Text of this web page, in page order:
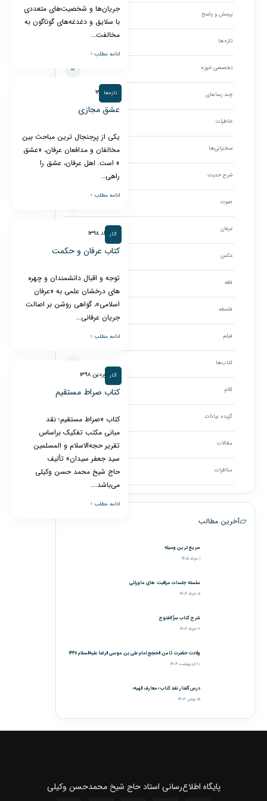
پرسش و پاسخ
تازه‌ها
تخصصی حوزه ۱۶
چند رسانه‌ای
خاطرات
سخنرانی‌ها ۱۷۴
شرح حدیث
صوت
عرفان
عکس ۲۶۷
فقه
فلسفه ۳
فیلم
کتاب‌ها
کلام ۱
گزیده بیانات ۱۹
مقالات ۹۴
مناظرات ۸
▱آخرین مطالب
سریع‌ترین وسیله
۱ مرداد ۱۴۰۵
سلسله جلسات مراقبت های ماورائی
۵ خرداد ۱۴۰۴
شرح کتاب سِرُّ الفتوح
۲ خرداد ۱۴۰۴
ولادت حضرت ثامن الحجج امام علی بن موسی الرضا علیه‌السلام ۱۴۴۶
۲۰ اردیبهشت ۱۴۰۴
درس‌گفتار نقد کتاب «معارف الهیه»
۱۵ بهمن ۱۴۰۳
جریان‌ها و شخصیت‌های متعددی
با سلایق و دغدغه‌های گوناگون به
مخالفت…
ادامه مطلب ‹
تازه‌ها
عشق مجازی
یکی از پرجنجال ترین مباحث بین
مخالفان و مدافعان عرفان، «عشق
» است. اهل عرفان، عشق را
راهی…
ادامه مطلب ‹
آثار
کتاب عرفان و حکمت
توجه و اقبال دانشمندان و چهره‏
های درخشان علمی به «عرفان
اسلامی»، گواهی روشن بر اصالت
جریان عرفانی…
ادامه مطلب ‹
آثار
۲۳ فروردین ۱۳۹۸
کتاب صراط مستقیم
کتاب «صراط مستقیم؛ نقد
مبانی مکتب تفکیک براساس
تقریر حجه‌الاسلام و المسلمین
سید جعفر سیدان» تألیف
حاج شیخ محمد حسن وکیلی
می‌باشد.…
ادامه مطلب ‹
پايگاه اطلاع‌رسانی استاد حاج شیخ محمدحسن وکیلی